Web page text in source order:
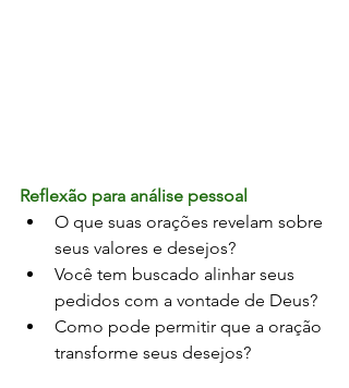
Reflexão para análise pessoal
O que suas orações revelam sobre
seus valores e desejos?
Você tem buscado alinhar seus
pedidos com a vontade de Deus?
Como pode permitir que a oração
transforme seus desejos?